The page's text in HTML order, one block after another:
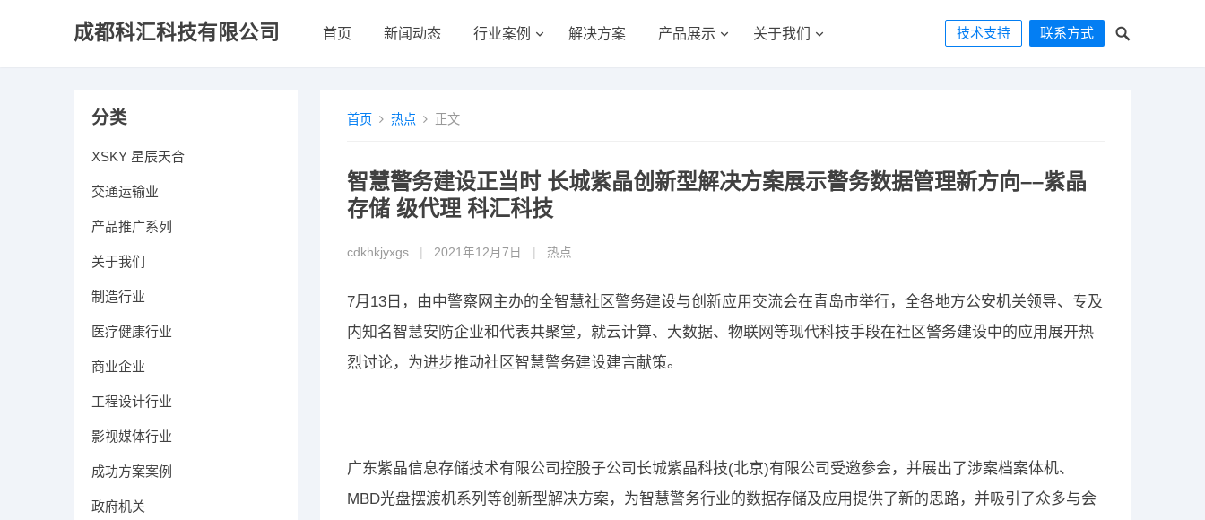
成都科汇科技有限公司 首页 新闻动态 行业案例 解决方案 产品展示 关于我们 技术支持 联系方式
首页 热点 正文
智慧警务建设正当时 长城紫晶创新型解决方案展示警务数据管理新方向––紫晶
存储 级代理 科汇科技
cdkhkjyxgs 2021年12月7日 热点
7月13日，由中警察网主办的全智慧社区警务建设与创新应用交流会在青岛市举行，全各地方公安机关领导、专及
内知名智慧安防企业和代表共聚堂，就云计算、大数据、物联网等现代科技手段在社区警务建设中的应用展开热
烈讨论，为进步推动社区智慧警务建设建言献策。
广东紫晶信息存储技术有限公司控股子公司长城紫晶科技(北京)有限公司受邀参会，并展出了涉案档案体机、
MBD光盘摆渡机系列等创新型解决方案，为智慧警务行业的数据存储及应用提供了新的思路，并吸引了众多与会
分类
XSKY 星辰天合
交通运输业
产品推广系列
关于我们
制造行业
医疗健康行业
商业企业
工程设计行业
影视媒体行业
成功方案案例
政府机关